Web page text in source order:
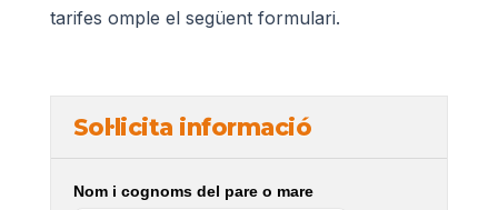
tarifes omple el següent formulari.
Sol·licita informació
Nom i cognoms del pare o mare